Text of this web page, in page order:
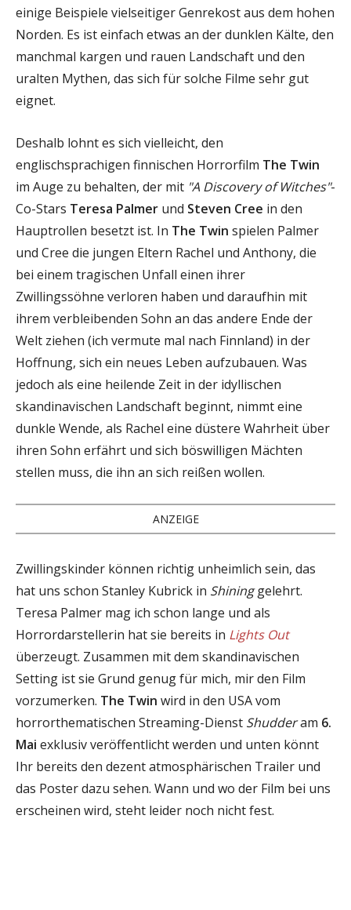
einige Beispiele vielseitiger Genrekost aus dem hohen
Norden. Es ist einfach etwas an der dunklen Kälte, den
manchmal kargen und rauen Landschaft und den
uralten Mythen, das sich für solche Filme sehr gut
eignet.
Deshalb lohnt es sich vielleicht, den
englischsprachigen finnischen Horrorfilm The Twin
im Auge zu behalten, der mit "A Discovery of Witches"-
Co-Stars Teresa Palmer und Steven Cree in den
Hauptrollen besetzt ist. In The Twin spielen Palmer
und Cree die jungen Eltern Rachel und Anthony, die
bei einem tragischen Unfall einen ihrer
Zwillingssöhne verloren haben und daraufhin mit
ihrem verbleibenden Sohn an das andere Ende der
Welt ziehen (ich vermute mal nach Finnland) in der
Hoffnung, sich ein neues Leben aufzubauen. Was
jedoch als eine heilende Zeit in der idyllischen
skandinavischen Landschaft beginnt, nimmt eine
dunkle Wende, als Rachel eine düstere Wahrheit über
ihren Sohn erfährt und sich böswilligen Mächten
stellen muss, die ihn an sich reißen wollen.
ANZEIGE
Zwillingskinder können richtig unheimlich sein, das
hat uns schon Stanley Kubrick in Shininggelehrt.
Teresa Palmer mag ich schon lange und als
Horrordarstellerin hat sie bereits in Lights Out
überzeugt. Zusammen mit dem skandinavischen
Setting ist sie Grund genug für mich, mir den Film
vorzumerken. The Twin wird in den USA vom
horrorthematischen Streaming-Dienst Shudderam 6.
Mai exklusiv veröffentlicht werden und unten könnt
Ihr bereits den dezent atmosphärischen Trailer und
das Poster dazu sehen. Wann und wo der Film bei uns
erscheinen wird, steht leider noch nicht fest.